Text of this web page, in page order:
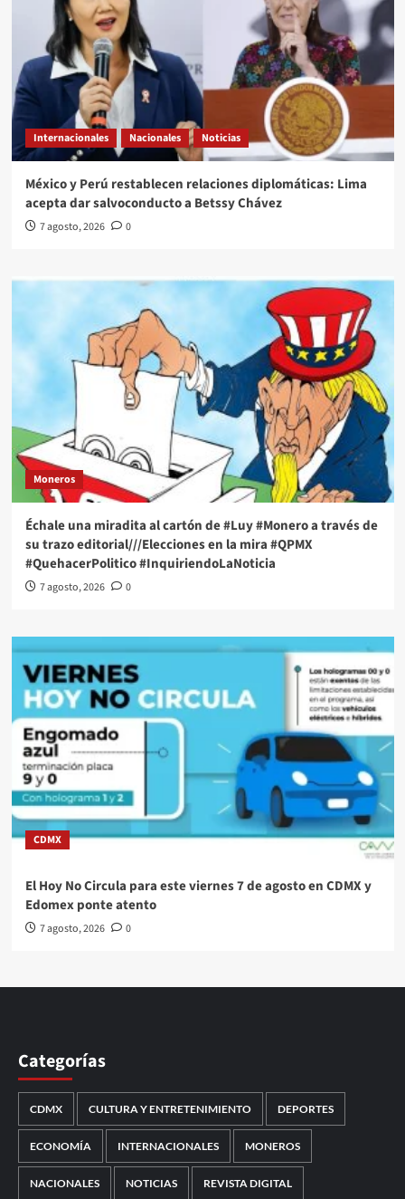
Internacionales Nacionales Noticias
México y Perú restablecen relaciones diplomáticas: Lima
acepta dar salvoconducto a Betssy Chávez
7 agosto, 2026 0
Moneros
Échale una miradita al cartón de #Luy #Monero a través de
su trazo editorial///Elecciones en la mira #QPMX
#QuehacerPolitico #InquiriendoLaNoticia
7 agosto, 2026 0
CDMX
El Hoy No Circula para este viernes 7 de agosto en CDMX y
Edomex ponte atento
7 agosto, 2026 0
Categorías
CDMX CULTURA Y ENTRETENIMIENTO DEPORTES
ECONOMÍA INTERNACIONALES MONEROS
NACIONALES NOTICIAS REVISTA DIGITAL